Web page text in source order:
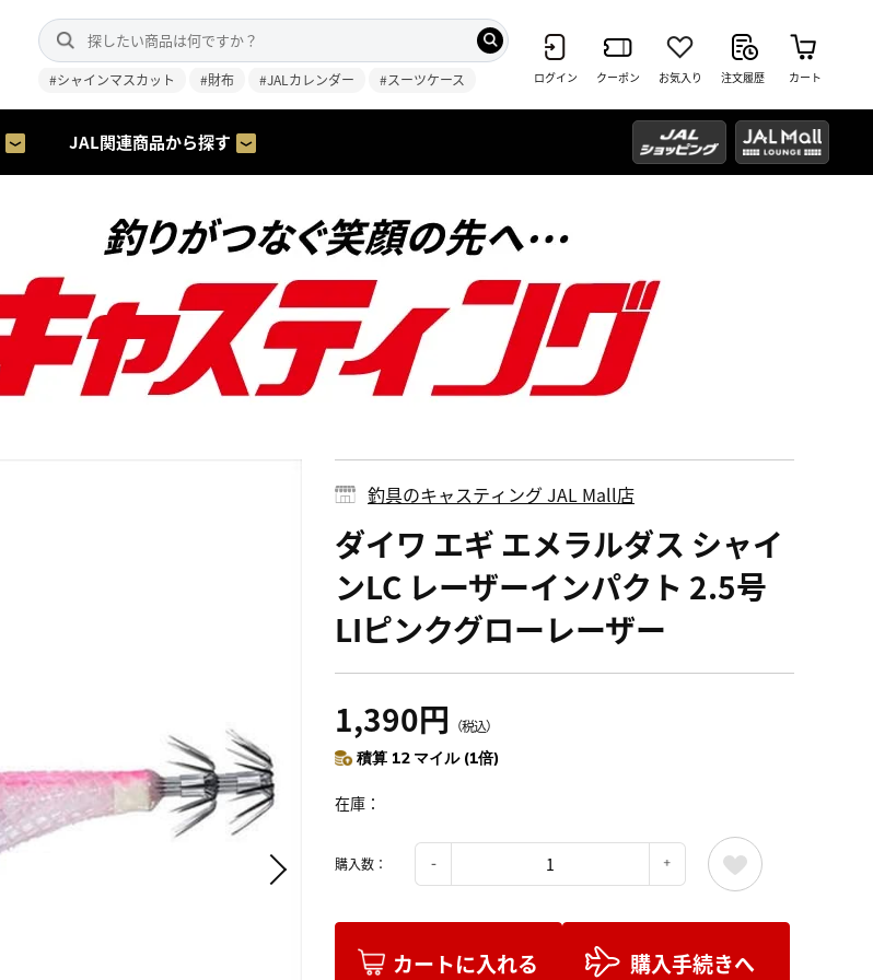
#シャインマスカット #財布 #JALカレンダー #スーツケース ログイン クーポン お気入り 注文履歴 カート
JAL関連商品から探す
釣具のキャスティング JAL Mall店
ダイワ エギ エメラルダス シャイ
ンLC レーザーインパクト 2.5号
LIピンクグローレーザー
1,390円 （税込）
積算 12 マイル (1倍)
在庫
購入数：
カートに入れる 購入手続きへ